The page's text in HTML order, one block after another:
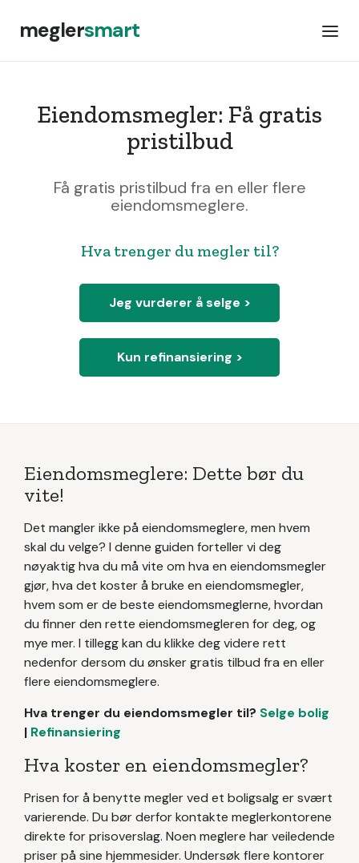
meglersmart
Eiendomsmegler: Få gratis
pristilbud
Få gratis pristilbud fra en eller flere
eiendomsmeglere.
Hva trenger du megler til?
Jeg vurderer å selge >
Kun refinansiering >
Eiendomsmeglere: Dette bør du
vite!
Det mangler ikke på eiendomsmeglere, men hvem
skal du velge? I denne guiden forteller vi deg
nøyaktig hva du må vite om hva en eiendomsmegler
gjør, hva det koster å bruke en eiendomsmegler,
hvem som er de beste eiendomsmeglerne, hvordan
du finner den rette eiendomsmegleren for deg, og
mye mer. I tillegg kan du klikke deg videre rett
nedenfor dersom du ønsker gratis tilbud fra en eller
flere eiendomsmeglere.
Hva trenger du eiendomsmegler til? Selge bolig
| Refinansiering
Hva koster en eiendomsmegler?
Prisen for å benytte megler ved et boligsalg er svært
varierende. Du bør derfor kontakte meglerkontorene
direkte for prisoverslag. Noen meglere har veiledende
priser på sine hjemmesider. Undersøk flere kontorer